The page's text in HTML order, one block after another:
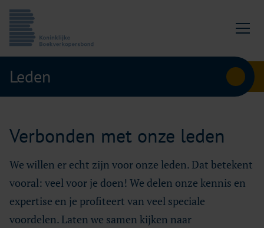
Ga naar content
Leden
Verbonden met onze leden
We willen er echt zijn voor onze leden. Dat betekent
vooral: veel voor je doen! We delen onze kennis en
expertise en je profiteert van veel speciale
voordelen. Laten we samen kijken naar